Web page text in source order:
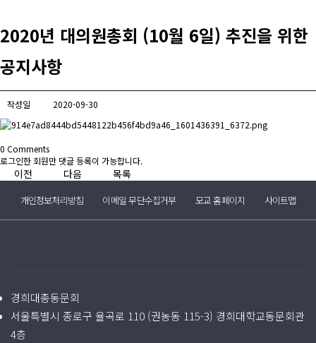
2020년 대의원총회 (10월 6일) 추진을 위한
공지사항
작성일 2020-09-30
0 Comments
로그인한 회원만 댓글 등록이 가능합니다.
이전 다음 목록
개인정보처리방침 이메일 무단수집거부 모교 홈페이지 사이트맵
경희대총동문회
서울특별시 종로구 율곡로 110 (권농동 115-3) 경희대학교동문회관
4층